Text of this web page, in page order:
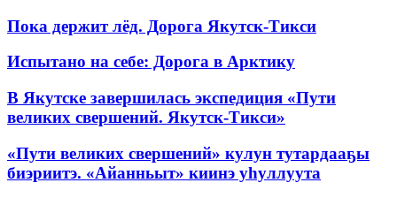
Пока держит лёд. Дорога Якутск-Тикси
Испытано на себе: Дорога в Арктику
В Якутске завершилась экспедиция «Пути
великих свершений. Якутск-Тикси»
«Пути великих свершений» кулун тутардааҕы
биэриитэ. «Айанньыт» киинэ уһуллуута